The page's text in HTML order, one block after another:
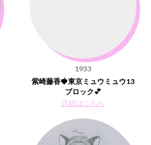
1933
紫崎藤香🍓東京ミュウミュウ13
ブロック💕
詳細はこちら